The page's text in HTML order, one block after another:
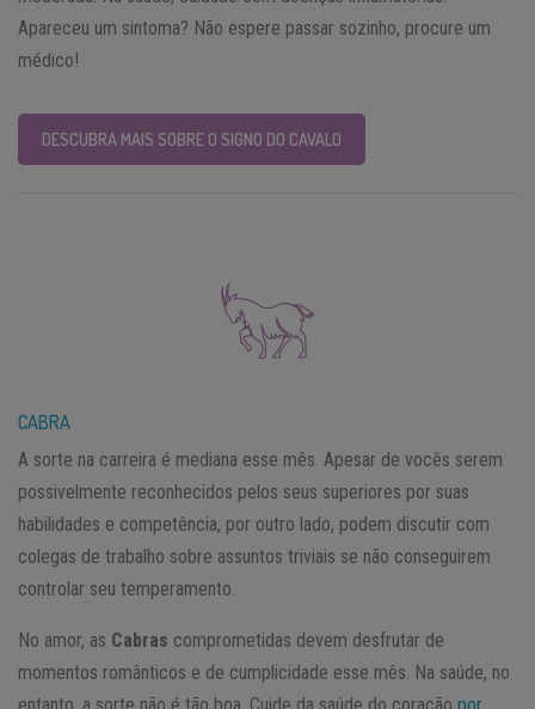
Apareceu um sintoma? Não espere passar sozinho, procure um
médico!
DESCUBRA MAIS SOBRE O SIGNO DO CAVALO
CABRA
A sorte na carreira é mediana esse mês. Apesar de vocês serem
possivelmente reconhecidos pelos seus superiores por suas
habilidades e competência, por outro lado, podem discutir com
colegas de trabalho sobre assuntos triviais se não conseguirem
controlar seu temperamento.
No amor, as Cabras comprometidas devem desfrutar de
momentos românticos e de cumplicidade esse mês. Na saúde, no
entanto, a sorte não é tão boa. Cuide da saúde do coração por